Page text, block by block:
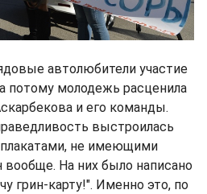
автолюбители участие
потому молодежь расценила
и его команды.
выстроилась
плакатами, не имеющими
На них было написано
грин-карту!". Именно это, по